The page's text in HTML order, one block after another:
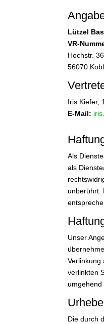
Lützel
VR-
Hochstr. 36
56070
Iris Kiefer,
E-Mail:
Als
als
unberührt.
Unser
Verlinkung
verlinkten
umgehend
Die durch